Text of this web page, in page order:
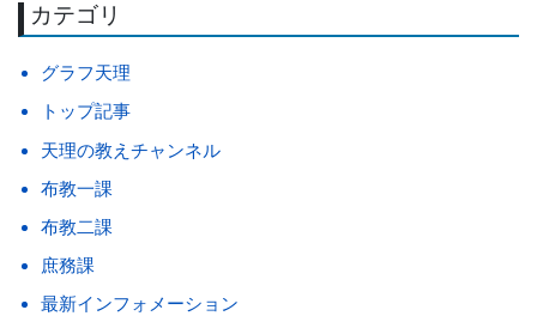
カテゴリ
グラフ天理
トップ記事
天理の教えチャンネル
布教一課
布教二課
庶務課
最新インフォメーション